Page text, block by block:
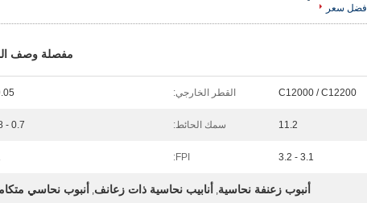
افضل سعر
مفصلة وصف
C12000 / C12200 القطر الخارجي:
11.2 سمك الحائط: 0.7 - 0.8
3.1 - 3.2
FPI:
أنبوب زعنفة نحاسية, أنابيب نحاسية ذات زعانف, أنبوب نحاسي